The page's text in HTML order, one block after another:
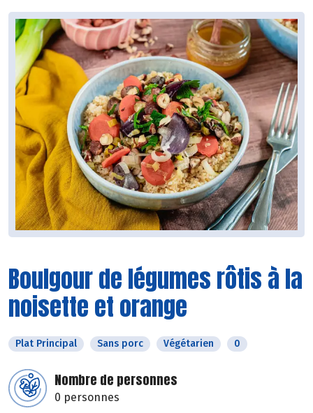
Boulgour de légumes rôtis à la
noisette et orange
Plat Principal Sans porc Végétarien 0
Nombre de personnes
0 personnes